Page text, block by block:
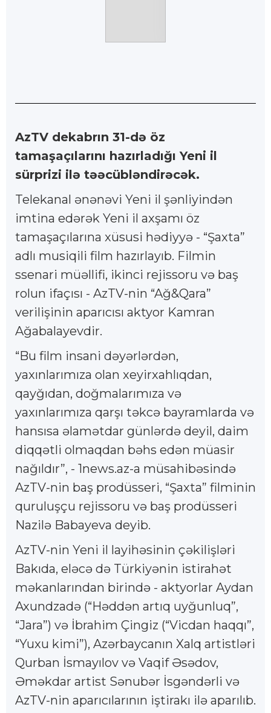
AzTV dekabrın 31-də öz
tamaşaçılarını hazırladığı Yeni il
sürprizi ilə təəcübləndirəcək.
Telekanal ənənəvi Yeni il şənliyindən
imtina edərək Yeni il axşamı öz
tamaşaçılarına xüsusi hədiyyə - “Şaxta”
adlı musiqili film hazırlayıb. Filmin
ssenari müəllifi, ikinci rejissoru və baş
rolun ifaçısı - AzTV-nin “Ağ&Qara”
verilişinin aparıcısı aktyor Kamran
Ağabalayevdir.
“Bu film insani dəyərlərdən,
yaxınlarımıza olan xeyirxahlıqdan,
qayğıdan, doğmalarımıza və
yaxınlarımıza qarşı təkcə bayramlarda və
hansısa əlamətdar günlərdə deyil, daim
diqqətli olmaqdan bəhs edən müasir
nağıldır”, - 1news.az-a müsahibəsində
AzTV-nin baş prodüsseri, “Şaxta” filminin
quruluşçu rejissoru və baş prodüsseri
Nazilə Babayeva deyib.
AzTV-nin Yeni il layihəsinin çəkilişləri
Bakıda, eləcə də Türkiyənin istirahət
məkanlarından birində - aktyorlar Aydan
Axundzadə (“Həddən artıq uyğunluq”,
“Jara”) və İbrahim Çingiz (“Vicdan haqqı”,
“Yuxu kimi”), Azərbaycanın Xalq artistləri
Qurban İsmayılov və Vaqif Əsədov,
Əməkdar artist Sənubər İsgəndərli və
AzTV-nin aparıcılarının iştirakı ilə aparılıb.